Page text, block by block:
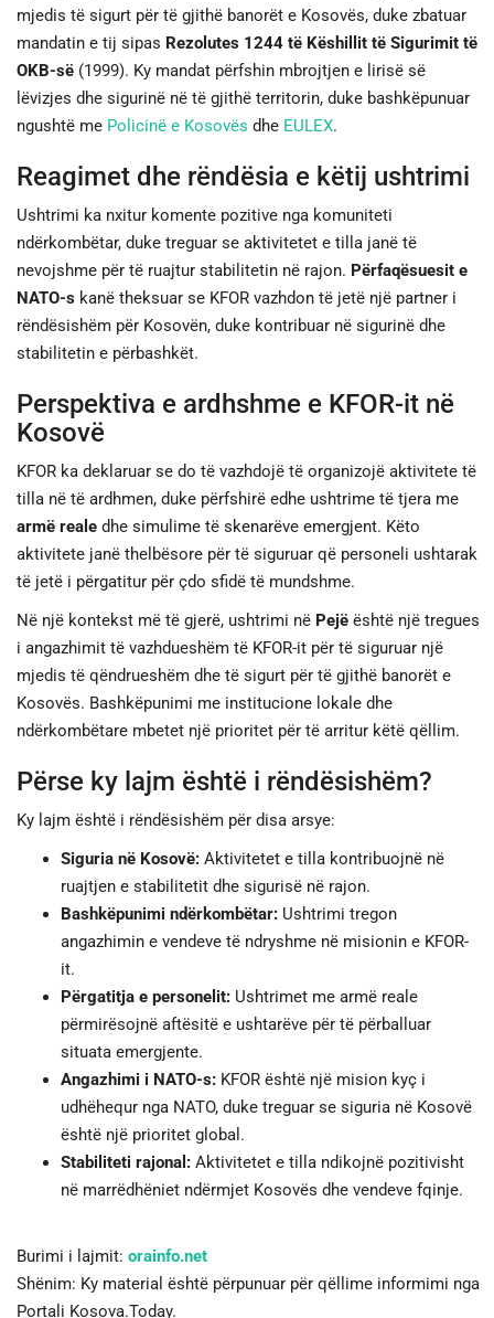
mjedis të sigurt për të gjithë banorët e Kosovës, duke zbatuar
mandatin e tij sipas Rezolutes 1244 të Këshillit të Sigurimit të
OKB-së (1999). Ky mandat përfshin mbrojtjen e lirisë së
lëvizjes dhe sigurinë në të gjithë territorin, duke bashkëpunuar
ngushtë me Policinë e Kosovës dhe EULEX.
Reagimet dhe rëndësia e këtij ushtrimi
Ushtrimi ka nxitur komente pozitive nga komuniteti
ndërkombëtar, duke treguar se aktivitetet e tilla janë të
nevojshme për të ruajtur stabilitetin në rajon. Përfaqësuesit e
NATO-s kanë theksuar se KFOR vazhdon të jetë një partner i
rëndësishëm për Kosovën, duke kontribuar në sigurinë dhe
stabilitetin e përbashkët.
Perspektiva e ardhshme e KFOR-it në
Kosovë
KFOR ka deklaruar se do të vazhdojë të organizojë aktivitete të
tilla në të ardhmen, duke përfshirë edhe ushtrime të tjera me
armë reale dhe simulime të skenarëve emergjent. Këto
aktivitete janë thelbësore për të siguruar që personeli ushtarak
të jetë i përgatitur për çdo sfidë të mundshme.
Në një kontekst më të gjerë, ushtrimi në Pejë është një tregues
i angazhimit të vazhdueshëm të KFOR-it për të siguruar një
mjedis të qëndrueshëm dhe të sigurt për të gjithë banorët e
Kosovës. Bashkëpunimi me institucione lokale dhe
ndërkombëtare mbetet një prioritet për të arritur këtë qëllim.
Përse ky lajm është i rëndësishëm?
Ky lajm është i rëndësishëm për disa arsye:
Siguria në Kosovë: Aktivitetet e tilla kontribuojnë në
ruajtjen e stabilitetit dhe sigurisë në rajon.
Bashkëpunimi ndërkombëtar: Ushtrimi tregon
angazhimin e vendeve të ndryshme në misionin e KFOR-
it.
Përgatitja e personelit: Ushtrimet me armë reale
përmirësojnë aftësitë e ushtarëve për të përballuar
situata emergjente.
Angazhimi i NATO-s: KFOR është një mision kyç i
udhëhequr nga NATO, duke treguar se siguria në Kosovë
është një prioritet global.
Stabiliteti rajonal: Aktivitetet e tilla ndikojnë pozitivisht
në marrëdhëniet ndërmjet Kosovës dhe vendeve fqinje.
Burimi i lajmit: orainfo.net
Shënim: Ky material është përpunuar për qëllime informimi nga
Portali Kosova.Today.